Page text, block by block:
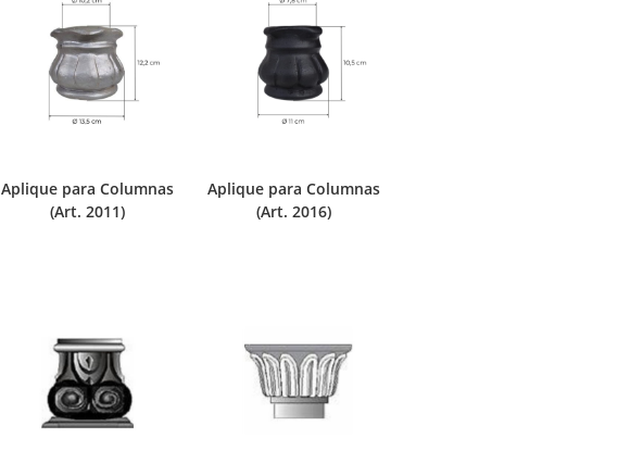
Aplique para Columnas
(Art. 2011)
Aplique para Columnas
(Art. 2016)